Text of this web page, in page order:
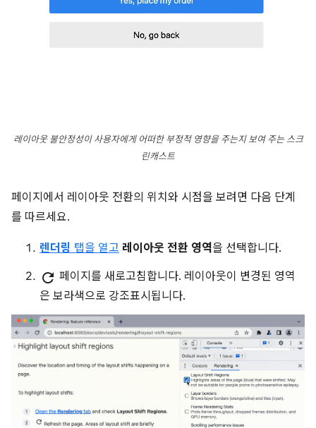
레이아웃 불안정성이 사용자에게 어떠한 부정적 영향을 주는지 보여 주는 스크
린캐스트
페이지에서 레이아웃 전환의 위치와 시점을 보려면 다음 단계
를 따르세요.
렌더링 탭을 열고 레이아웃 전환 영역을 선택합니다.
refresh 페이지를 새로고침합니다. 레이아웃이 변경된 영역
은 보라색으로 강조표시됩니다.